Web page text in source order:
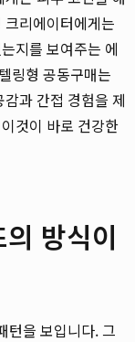
리에이터에게는
지를 보여주는 에
링형 공동구매는
과 간접 경험을 제
것이 바로 건강한
방식이
턴을 보입니다. 그